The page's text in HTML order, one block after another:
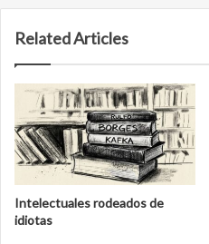
Related Articles
Intelectuales rodeados de
idiotas